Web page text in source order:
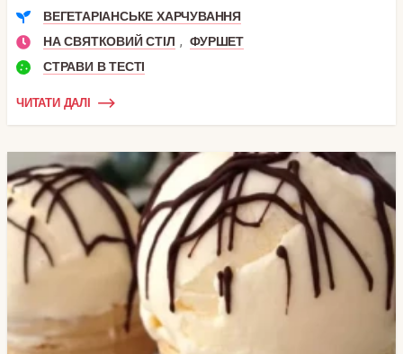
ВЕГЕТАРІАНСЬКЕ ХАРЧУВАННЯ
НА СВЯТКОВИЙ СТІЛ , ФУРШЕТ
СТРАВИ В ТЕСТІ
ЧИТАТИ ДАЛІ